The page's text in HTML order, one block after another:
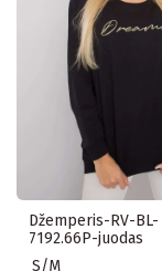
Džemperis-RV-BL-
7192.66P-juodas
S/M